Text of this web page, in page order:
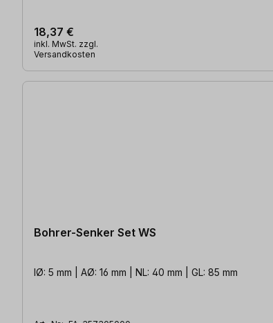
18,37 €
inkl. MwSt. zzgl.
Versandkosten
Bohrer-Senker Set WS
IØ: 5 mm | AØ: 16 mm | NL: 40 mm | GL: 85 mm